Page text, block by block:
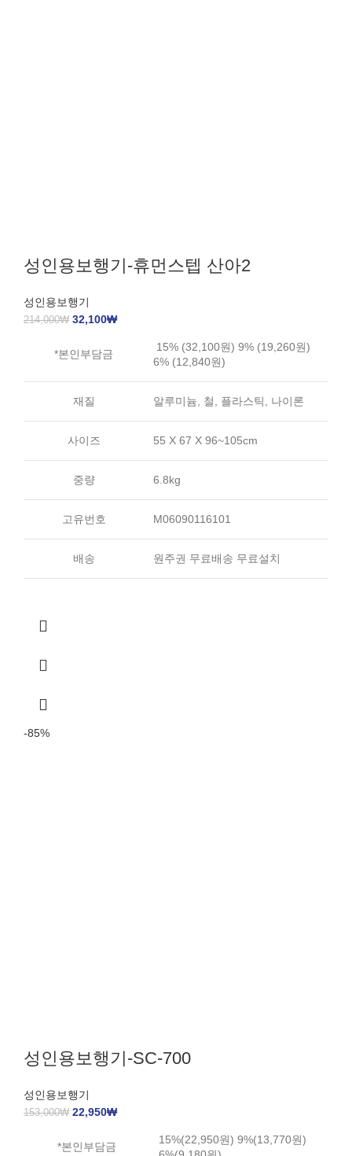
성인용보행기-휴먼스텝 산아2
성인용보행기
214,000₩ 32,100₩
*본인부담금
15% (32,100원) 9% (19,260원)
6% (12,840원)
재질 알루미늄, 철, 플라스틱, 나이론
사이즈 55 X 67 X 96~105cm
중량 6.8kg
고유번호 M06090116101
배송 원주권 무료배송 무료설치
-85%
성인용보행기-SC-700
성인용보행기
153,000₩ 22,950₩
*본인부담금
15%(22,950원) 9%(13,770원)